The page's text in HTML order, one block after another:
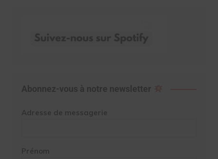
Abonnez-vous à notre newsletter
Adresse de messagerie
Prénom